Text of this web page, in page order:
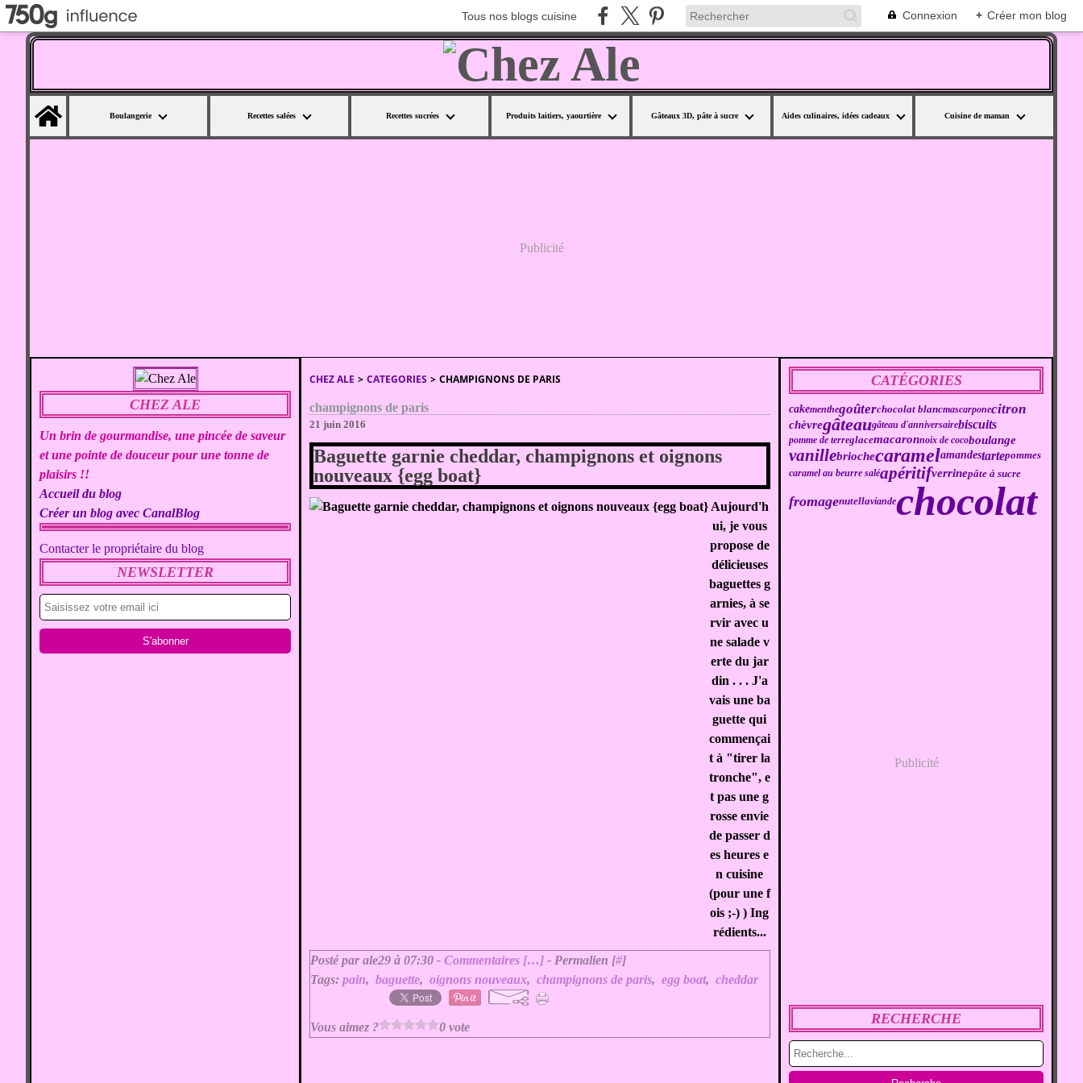
Tous nos blogs cuisine Connexion + Créer mon blog
Boulangerie
Recettes salées Recettes sucrées Produits laitiers, yaourtière Gâteaux 3D, pâte à sucre Aides culinaires, idées cadeaux Cuisine de maman
Publicité
CHEZ ALE
Un brin de gourmandise, une pincée de saveur
et une pointe de douceur pour une tonne de
plaisirs !!
Accueil du blog
Créer un blog avec CanalBlog
Contacter le propriétaire du blog
NEWSLETTER
CHEZ ALE > CATEGORIES > CHAMPIGNONS DE PARIS
champignons de paris
21 juin 2016
Baguette garnie cheddar, champignons et oignons
nouveaux {egg boat}
Aujourd'h
ui, je vous
propose de
délicieuses
baguettes g
arnies, à se
rvir avec u
ne salade v
erte du jar
din . . . J'a
vais une ba
guette qui
commençai
t à "tirer la
tronche", e
t pas une g
rosse envie
de passer d
es heures e
n cuisine
(pour une f
ois ;-) ) Ing
rédients...
Posté par ale29 à 07:30 -Commentaires […] - Permalien [#]
Tags:pain,baguette,oignons nouveaux,champignons de paris,egg boat,cheddar
Vous aimez ? 0 vote
CATÉGORIES
cakementhegoûterchocolat blancmascarponecitron
chèvregâteaugâteau d'anniversairebiscuits
pomme de terreglacemacaronnoix de cocoboulange
vanillebriochecaramelamandestartepommes
caramel au beurre saléapéritifverrinepâte à sucre
fromagenutellaviandechocolat
Publicité
RECHERCHE